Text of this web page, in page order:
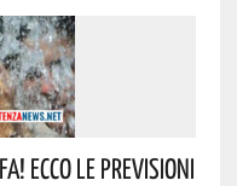
Ecco Le Previsioni